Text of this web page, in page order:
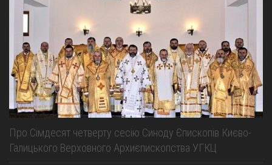
Про Сімдесят четверту сесію Синоду Єпископів Києво-
Галицького Верховного Архиєпископства УГКЦ